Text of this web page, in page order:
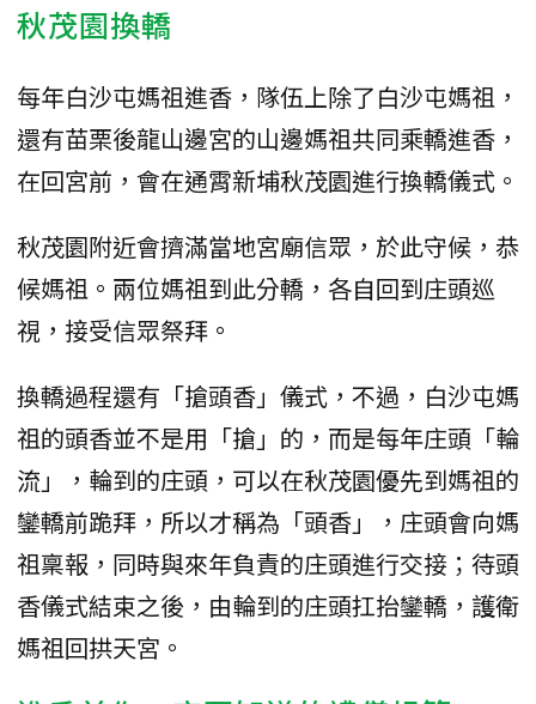
秋茂園換轎
每年白沙屯媽祖進香，隊伍上除了白沙屯媽祖，
還有苗栗後龍山邊宮的山邊媽祖共同乘轎進香，
在回宮前，會在通霄新埔秋茂園進行換轎儀式。
秋茂園附近會擠滿當地宮廟信眾，於此守候，恭
候媽祖。兩位媽祖到此分轎，各自回到庄頭巡
視，接受信眾祭拜。
換轎過程還有「搶頭香」儀式，不過，白沙屯媽
祖的頭香並不是用「搶」的，而是每年庄頭「輪
流」，輪到的庄頭，可以在秋茂園優先到媽祖的
鑾轎前跪拜，所以才稱為「頭香」，庄頭會向媽
祖稟報，同時與來年負責的庄頭進行交接；待頭
香儀式結束之後，由輪到的庄頭扛抬鑾轎，護衛
媽祖回拱天宮。